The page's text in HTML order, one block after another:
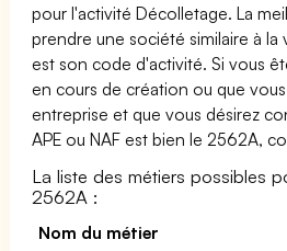
pour l'activité Décolletage. La
prendre une société similaire à
est son code d'activité. Si vous
en cours de création ou que
entreprise et que vous désirez
APE ou NAF est bien le 2562A,
La liste des métiers possibles
2562A :
Nom du métier